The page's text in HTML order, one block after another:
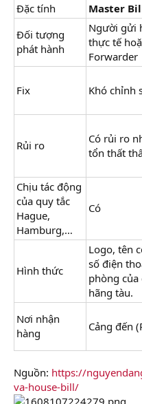
Đặc tính
Master
Đối tượng
phát hành
Người gửi
thực tế
Forwarder
Fix Khó chỉnh
Rủi ro
Có rủi ro
tổn thất
Chịu tác động
của quy tắc
Hague,
Hamburg,…
Có
Hình thức
Logo, tên
số điện
phòng của
hãng tàu.
Nơi nhận
hàng
Cảng đến
Nguồn: https://
va-house-bill/